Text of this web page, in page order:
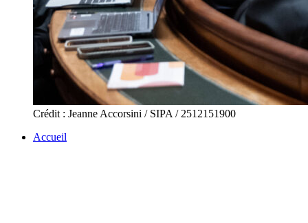
Crédit : Jeanne Accorsini / SIPA / 2512151900
Accueil